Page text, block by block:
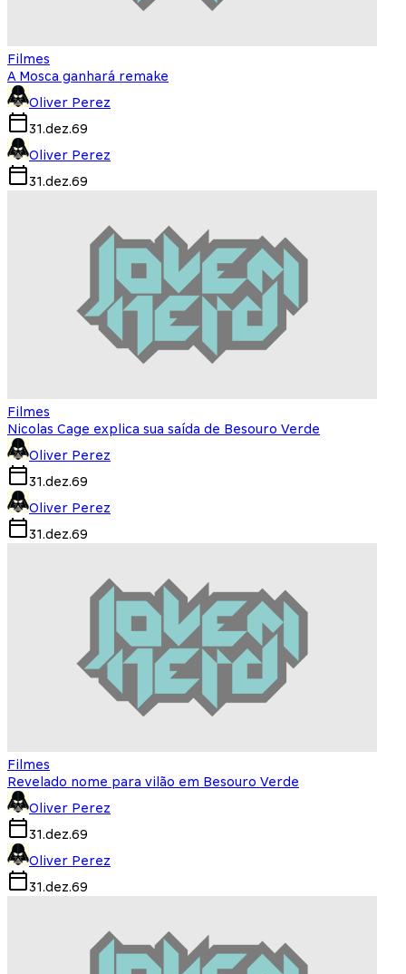
Filmes
A Mosca ganhará remake
Oliver Perez
31.dez.69
Oliver Perez
31.dez.69
Filmes
Nicolas Cage explica sua saída de Besouro Verde
Oliver Perez
31.dez.69
Oliver Perez
31.dez.69
Filmes
Revelado nome para vilão em Besouro Verde
Oliver Perez
31.dez.69
Oliver Perez
31.dez.69